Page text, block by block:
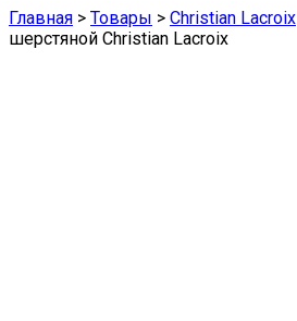
Главная > Товары > Christian Lacroix
шерстяной Christian Lacroix